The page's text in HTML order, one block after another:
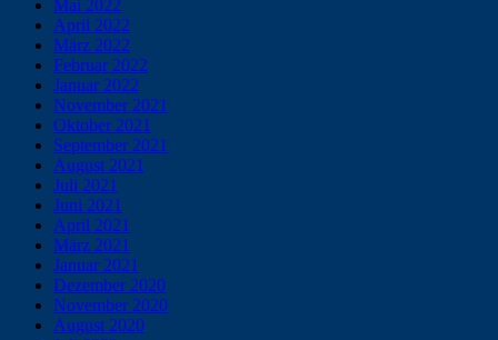
Mai 2022
April 2022
März 2022
Februar 2022
Januar 2022
November 2021
Oktober 2021
September 2021
August 2021
Juli 2021
Juni 2021
April 2021
März 2021
Januar 2021
Dezember 2020
November 2020
August 2020